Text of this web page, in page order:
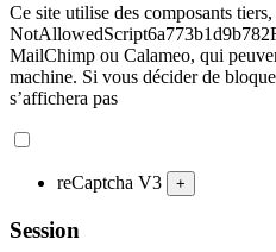
Ce site utilise des composants
MailChimp ou Calameo, qui
machine. Si vous décider de
s’affichera pas
reCaptcha V3 +
Session